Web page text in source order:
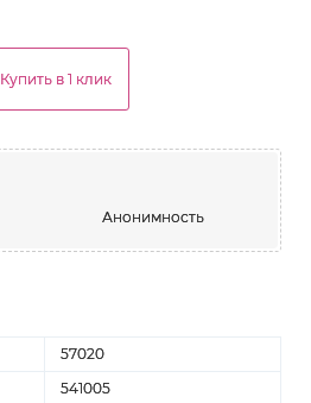
Купить в 1 клик
Анонимность
57020
541005